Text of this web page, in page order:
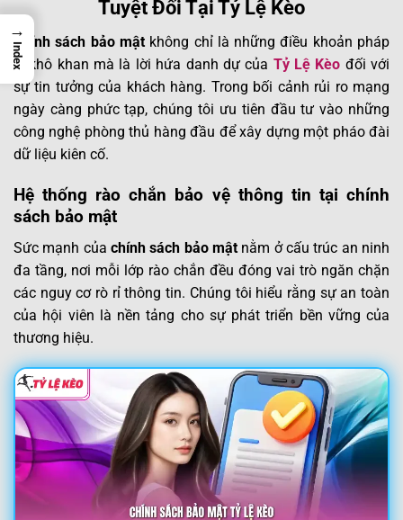
Tuyệt Đối Tại Tỷ Lệ Kèo
Chính sách bảo mậtkhông chỉ là những điều khoản pháp
lý khô khan mà là lời hứa danh dự của Tỷ Lệ Kèo đối với
sự tin tưởng của khách hàng. Trong bối cảnh rủi ro mạng
ngày càng phức tạp, chúng tôi ưu tiên đầu tư vào những
công nghệ phòng thủ hàng đầu để xây dựng một pháo đài
dữ liệu kiên cố.
Hệ thống rào chắn bảo vệ thông tin tại chính
sách bảo mật
Sức mạnh của chính sách bảo mật nằm ở cấu trúc an ninh
đa tầng, nơi mỗi lớp rào chắn đều đóng vai trò ngăn chặn
các nguy cơ rò rỉ thông tin. Chúng tôi hiểu rằng sự an toàn
của hội viên là nền tảng cho sự phát triển bền vững của
thương hiệu.
→
Index